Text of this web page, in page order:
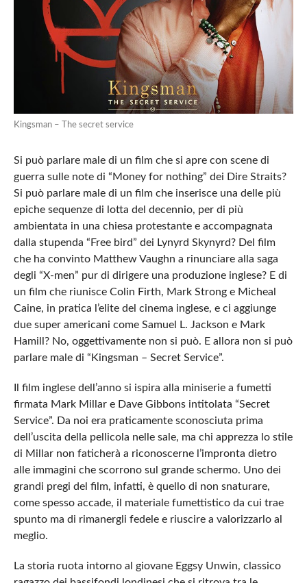
Kingsman – The secret service
Si può parlare male di un film che si apre con scene di
guerra sulle note di “Money for nothing” dei Dire Straits?
Si può parlare male di un film che inserisce una delle più
epiche sequenze di lotta del decennio, per di più
ambientata in una chiesa protestante e accompagnata
dalla stupenda “Free bird” dei Lynyrd Skynyrd? Del film
che ha convinto Matthew Vaughn a rinunciare alla saga
degli “X-men” pur di dirigere una produzione inglese? E di
un film che riunisce Colin Firth, Mark Strong e Micheal
Caine, in pratica l’elite del cinema inglese, e ci aggiunge
due super americani come Samuel L. Jackson e Mark
Hamill? No, oggettivamente non si può. E allora non si può
parlare male di “Kingsman – Secret Service”.
Il film inglese dell’anno si ispira alla miniserie a fumetti
firmata Mark Millar e Dave Gibbons intitolata “Secret
Service”. Da noi era praticamente sconosciuta prima
dell’uscita della pellicola nelle sale, ma chi apprezza lo stile
di Millar non faticherà a riconoscerne l’impronta dietro
alle immagini che scorrono sul grande schermo. Uno dei
grandi pregi del film, infatti, è quello di non snaturare,
come spesso accade, il materiale fumettistico da cui trae
spunto ma di rimanergli fedele e riuscire a valorizzarlo al
meglio.
La storia ruota intorno al giovane Eggsy Unwin, classico